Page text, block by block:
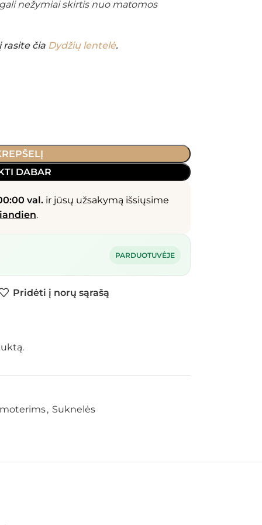
nežymiai skirtis nuo matomos
čia Dydžių lentelė.
DABAR
val.ir jūsų užsakymą išsiųsime
.
PARDUOTUVĖJE
Pridėti į norų sąrašą
, Suknelės